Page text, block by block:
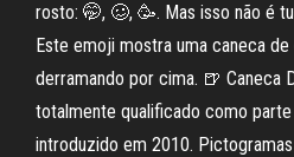
rosto: 🤭, 🥴, 🥳. Mas isso não é
Este emoji mostra uma caneca
derramando por cima. 🍺 Caneca
totalmente qualificado como
introduzido em 2010.